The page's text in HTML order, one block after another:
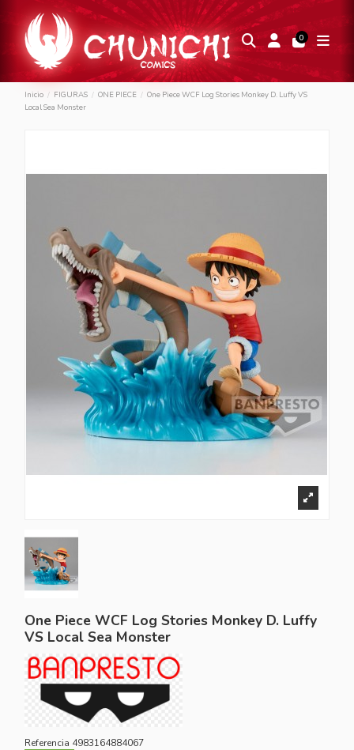
0
Inicio FIGURAS ONE PIECE
One Piece WCF Log Stories Monkey D. Luffy VS
Local Sea Monster
One Piece WCF Log Stories Monkey D. Luffy
VS Local Sea Monster
Referencia 4983164884067